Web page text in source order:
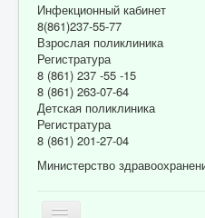
Инфекционный кабинет
8(861)237-55-77
Взрослая поликлиника
Регистратура
8 (861) 237 -55 -15
8 (861) 263-07-64
Детская поликлиника
Регистратура
8 (861) 201-27-04
Министерство